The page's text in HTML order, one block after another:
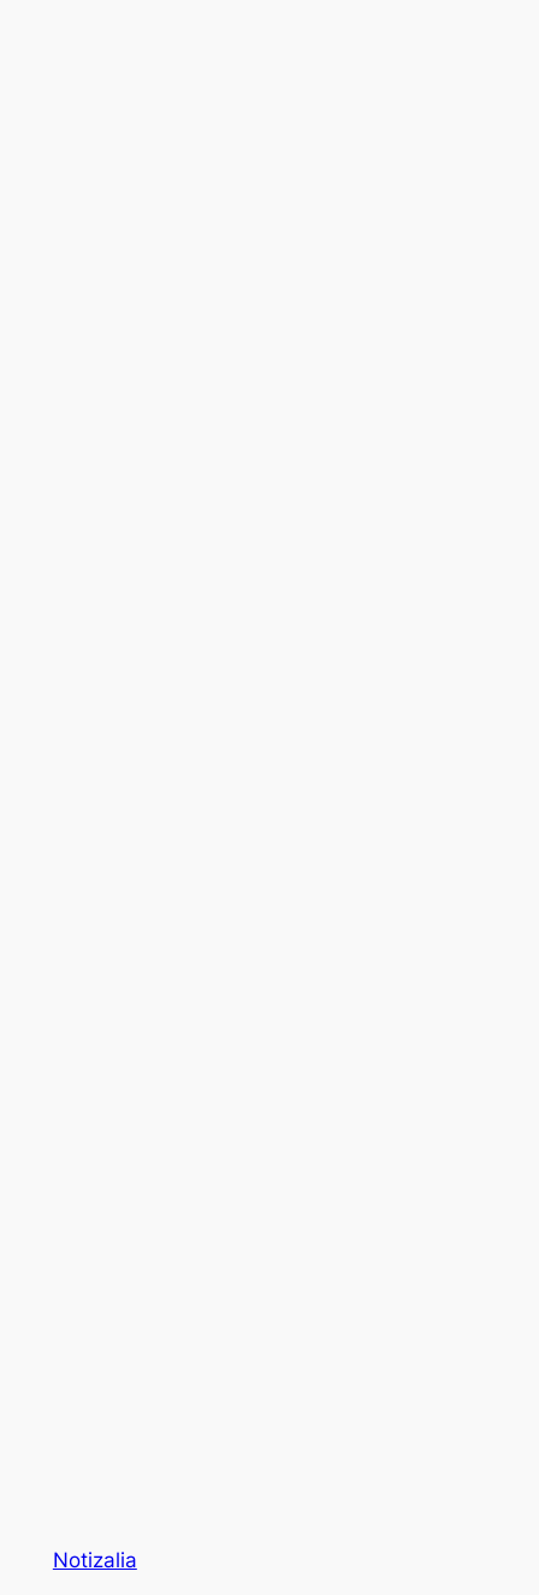
Notizalia